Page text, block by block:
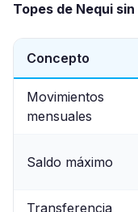
Topes de Nequi
Concepto
Movimientos
mensuales
Saldo máximo
Transferencia